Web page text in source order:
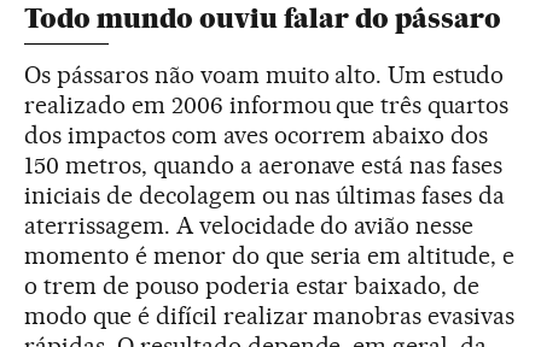
Todo mundo ouviu falar do pássaro
Os pássaros não voam muito alto. Um estudo
realizado em 2006 informou que três quartos
dos impactos com aves ocorrem abaixo dos
150 metros, quando a aeronave está nas fases
iniciais de decolagem ou nas últimas fases da
aterrissagem. A velocidade do avião nesse
momento é menor do que seria em altitude, e
o trem de pouso poderia estar baixado, de
modo que é difícil realizar manobras evasivas